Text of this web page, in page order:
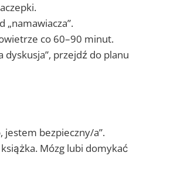
„namawiacza”.
co 60–90 minut.
dyskusja”, przejdź do planu
jestem bezpieczny/a”.
Mózg lubi domykać